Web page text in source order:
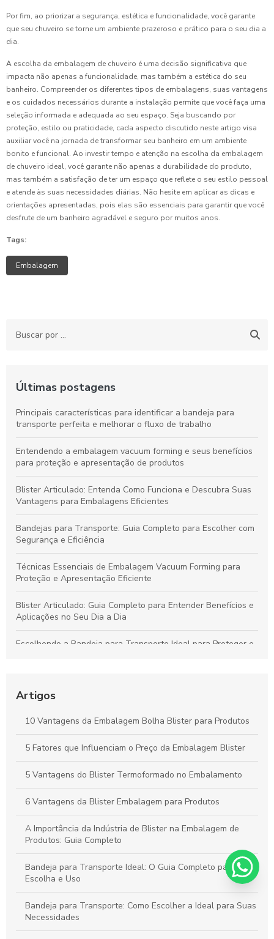
Por fim, ao priorizar a segurança, estética e funcionalidade, você garante
que seu chuveiro se torne um ambiente prazeroso e prático para o seu dia a
dia.
A escolha da embalagem de chuveiro é uma decisão significativa que
impacta não apenas a funcionalidade, mas também a estética do seu
banheiro. Compreender os diferentes tipos de embalagens, suas vantagens
e os cuidados necessários durante a instalação permite que você faça uma
seleção informada e adequada ao seu espaço. Seja buscando por
proteção, estilo ou praticidade, cada aspecto discutido neste artigo visa
auxiliar você na jornada de transformar seu banheiro em um ambiente
bonito e funcional. Ao investir tempo e atenção na escolha da embalagem
de chuveiro ideal, você garante não apenas a durabilidade do produto,
mas também a satisfação de ter um espaço que reflete o seu estilo pessoal
e atende às suas necessidades diárias. Não hesite em aplicar as dicas e
orientações apresentadas, pois elas são essenciais para garantir que você
desfrute de um banheiro agradável e seguro por muitos anos.
Tags:
Embalagem
Últimas postagens
Principais características para identificar a bandeja para
transporte perfeita e melhorar o fluxo de trabalho
Entendendo a embalagem vacuum forming e seus benefícios
para proteção e apresentação de produtos
Blister Articulado: Entenda Como Funciona e Descubra Suas
Vantagens para Embalagens Eficientes
Bandejas para Transporte: Guia Completo para Escolher com
Segurança e Eficiência
Técnicas Essenciais de Embalagem Vacuum Forming para
Proteção e Apresentação Eficiente
Blister Articulado: Guia Completo para Entender Benefícios e
Aplicações no Seu Dia a Dia
Escolhendo a Bandeja para Transporte Ideal para Proteger e
Minimizar Desperdícios
Blisters Articulados: Funcionalidade, Benefícios e Principais
Aplicações
Bandejas para Transporte: Como Escolher a Opção Ideal para
Suas Necessidades
Artigos
10 Vantagens da Embalagem Bolha Blister para Produtos
5 Fatores que Influenciam o Preço da Embalagem Blister
5 Vantagens do Blister Termoformado no Embalamento
6 Vantagens da Blister Embalagem para Produtos
A Importância da Indústria de Blister na Embalagem de
Produtos: Guia Completo
Bandeja para Transporte Ideal: O Guia Completo para
Escolha e Uso
Bandeja para Transporte: Como Escolher a Ideal para Suas
Necessidades